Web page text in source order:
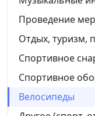
Проведение
Отдых, туризм,
Спортивное
Спортивное
Велосипеды